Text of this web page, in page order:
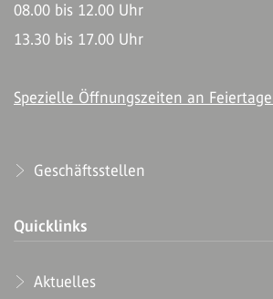
08.00 bis 12.00 Uhr
13.30 bis 17.00 Uhr
Spezielle Öffnungszeiten an
Geschäftsstellen
Quicklinks
Aktuelles